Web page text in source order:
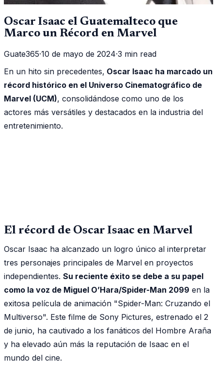
Oscar Isaac el Guatemalteco que
Marco un Récord en Marvel
Guate365·10 de mayo de 2024·3 min read
En un hito sin precedentes, Oscar Isaac ha marcado un
récord histórico en el Universo Cinematográfico de
Marvel (UCM), consolidándose como uno de los
actores más versátiles y destacados en la industria del
entretenimiento.
El récord de Oscar Isaac en Marvel
Oscar Isaac ha alcanzado un logro único al interpretar
tres personajes principales de Marvel en proyectos
independientes. Su reciente éxito se debe a su papel
como la voz de Miguel O’Hara/Spider-Man 2099 en la
exitosa película de animación "Spider-Man: Cruzando el
Multiverso". Este filme de Sony Pictures, estrenado el 2
de junio, ha cautivado a los fanáticos del Hombre Araña
y ha elevado aún más la reputación de Isaac en el
mundo del cine.